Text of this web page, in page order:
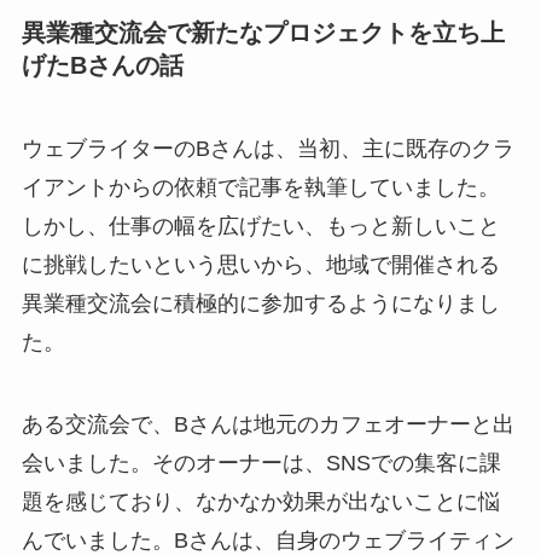
異業種交流会で新たなプロジェクトを立ち上
げたBさんの話
ウェブライターのBさんは、当初、主に既存のクラ
イアントからの依頼で記事を執筆していました。
しかし、仕事の幅を広げたい、もっと新しいこと
に挑戦したいという思いから、地域で開催される
異業種交流会に積極的に参加するようになりまし
た。
ある交流会で、Bさんは地元のカフェオーナーと出
会いました。そのオーナーは、SNSでの集客に課
題を感じており、なかなか効果が出ないことに悩
んでいました。Bさんは、自身のウェブライティン